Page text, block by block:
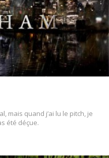
mais quand j’ai lu le pitch, je
été déçue.